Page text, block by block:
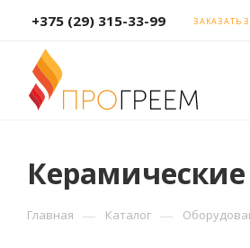
+375 (29) 315-33-99 ЗАКАЗАТЬ
Главная — Каталог —